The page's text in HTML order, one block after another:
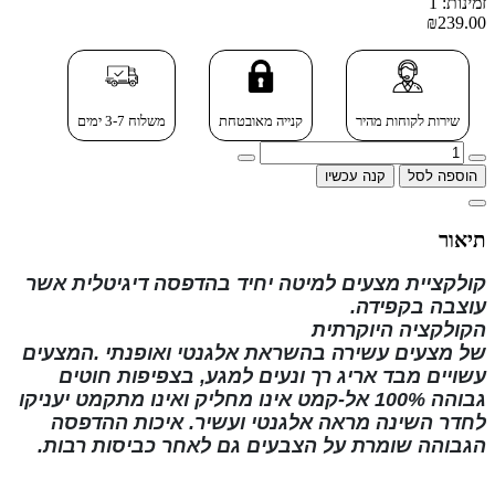
₪239.00
שירות לקוחות מהיר קנייה מאובטחת משלוח 3-7 ימים
הוספה לסל קנה עכשיו
תיאור
קולקציית מצעים למיטה יחיד בהדפסה דיגיטליתאשר
עוצבה בקפידה.
הקולקציה היוקרתית
של מצעים עשירה בהשראתאלגנטי ואופנתי .המצעים
עשויים מבד אריג רך ונעים למגע, בצפיפות חוטים
גבוהה 100% אל-קמט אינו מחליק ואינו מתקמט יעניקו
לחדר השינה מראה אלגנטי ועשיר. איכות ההדפסה
הגבוהה שומרת על הצבעים גם לאחר כביסות רבות.